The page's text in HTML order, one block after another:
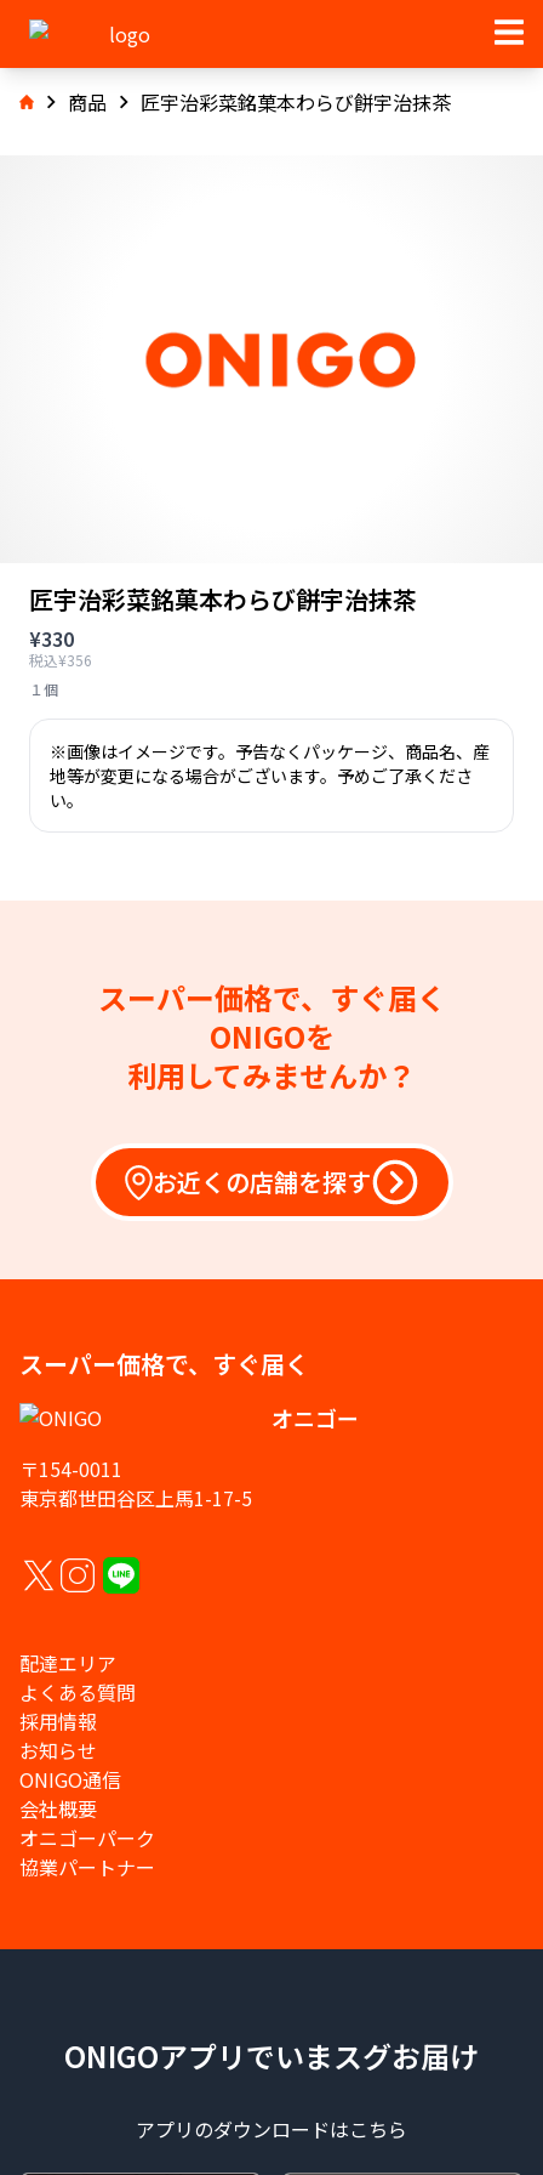
商品 匠宇治彩菜銘菓本わらび餅宇治抹茶
匠宇治彩菜銘菓本わらび餅宇治抹茶
¥330
税込¥356
１個
※画像はイメージです。予告なくパッケージ、商品名、産
地等が変更になる場合がございます。予めご了承くださ
い。
スーパー価格で、すぐ届く
ONIGOを
利用してみませんか？
お近くの店舗を探す
スーパー価格で、すぐ届く
オニゴー
〒154-0011
東京都世田谷区上馬1-17-5
配達エリア
よくある質問
採用情報
お知らせ
ONIGO通信
会社概要
オニゴーパーク
協業パートナー
ONIGOアプリでいまスグお届け
アプリのダウンロードはこちら